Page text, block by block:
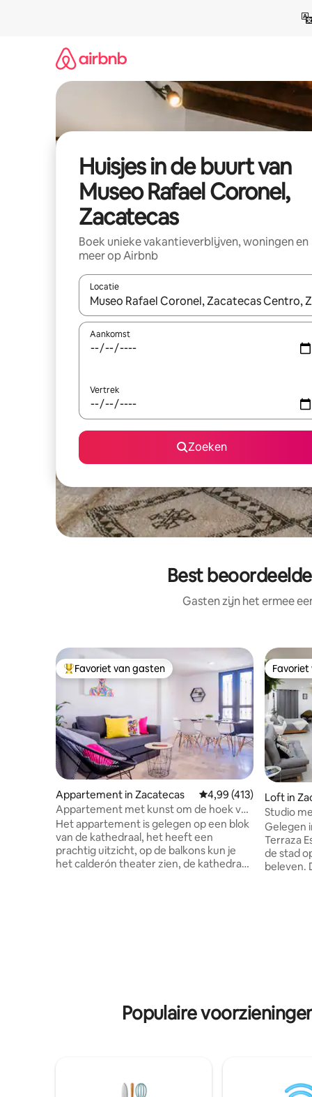
Huisjes in de buurt van
Museo Rafael Coronel,
Zacatecas
Boek unieke vakantieverblijven, woningen en
meer op Airbnb
Locatie
Wanneer er suggesties beschikbaar zijn, maak
Aankomst
Vertrek
Zoeken
Best
Gasten zijn het ermee
Topfavoriet van gasten
Favoriet van gasten
Appartement in Zacatecas Gemiddelde
4,99 (413)
Appartement met kunst om de hoek van
de kathedraal!
Het appartement is gelegen op een blok
van de kathedraal, het heeft een
prachtig uitzicht, op de balkons kun je
het calderón theater zien, de kathedraal
hebben een camera.
Loft in
Studio
Gelegen
Terraza
de stad
beleven.
Populaire